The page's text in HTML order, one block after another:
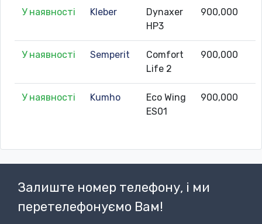
У наявності Kleber
Dynaxer
HP3
900,000
У наявності Semperit
Comfort
Life 2
900,000
У наявності Kumho
Eco Wing
ES01
900,000
Залиште номер телефону, і ми
перетелефонуємо Вам!